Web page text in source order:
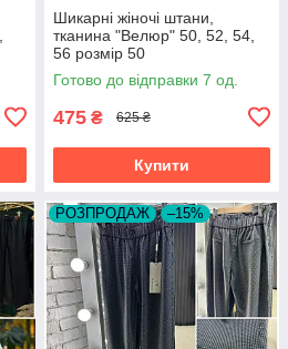
Шикарні жіночі штани,
тканина "Велюр" 50, 52, 54,
56 розмір 50
Готово до відправки 7 од.
475 ₴ 625 ₴
Купити
РОЗПРОДАЖ –15%